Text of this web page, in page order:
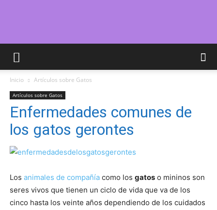
Cuidar
–
Fotos
Inicio Artículos sobre Gatos
Artículos sobre Gatos
Enfermedades comunes de
los gatos gerontes
Los animales de compañía como los gatos o mininos son
seres vivos que tienen un ciclo de vida que va de los
cinco hasta los veinte años dependiendo de los cuidados